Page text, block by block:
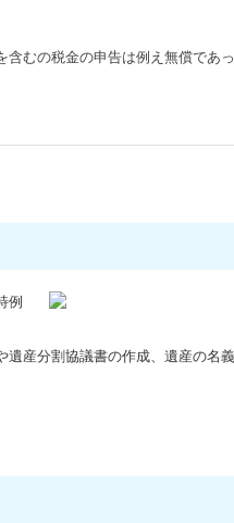
むの税金の申告は例え無償であ
例
産分割協議書の作成、遺産の名